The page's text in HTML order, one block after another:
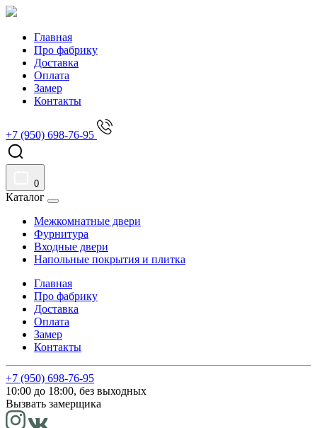
Главная
Про фабрику
Доставка
Оплата
Замер
Контакты
+7 (950) 698-76-95
0
Каталог
Межкомнатные двери
Фурнитура
Входные двери
Напольные покрытия и плитка
Главная
Про фабрику
Доставка
Оплата
Замер
Контакты
+7 (950) 698-76-95
10:00 до 18:00, без выходных
Вызвать замерщика